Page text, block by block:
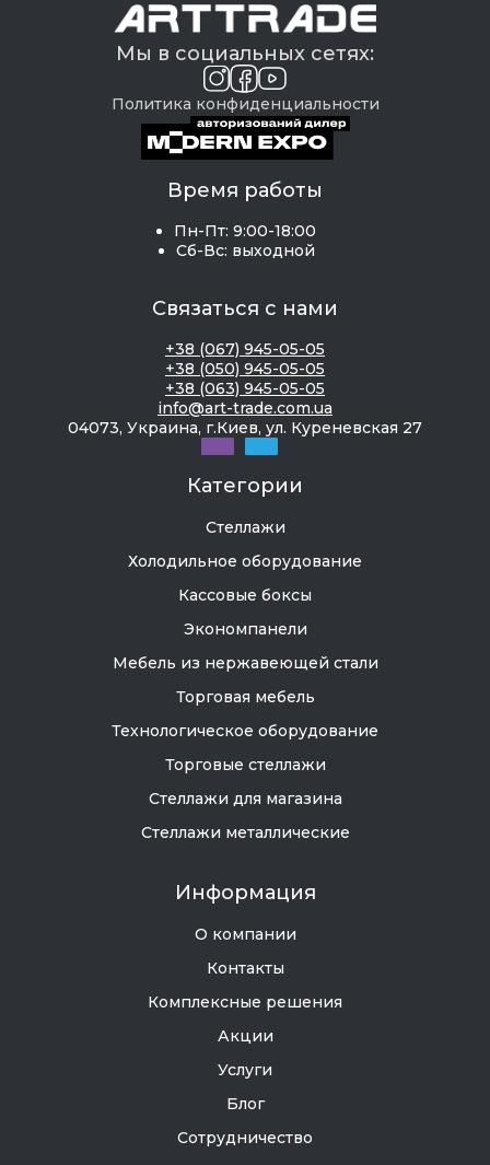
Мы в социальных сетях:
Политика конфиденциальности
Время работы
Пн-Пт: 9:00-18:00
Сб-Вс: выходной
Связаться с нами
+38 (067) 945-05-05
+38 (050) 945-05-05
+38 (063) 945-05-05
info@art-trade.com.ua
04073, Украина, г.Киев, ул. Куреневская 27
Категории
Стеллажи
Холодильное оборудование
Кассовые боксы
Экономпанели
Мебель из нержавеющей стали
Торговая мебель
Технологическое оборудование
Торговые стеллажи
Стеллажи для магазина
Стеллажи металлические
Информация
О компании
Контакты
Комплексные решения
Акции
Услуги
Блог
Сотрудничество